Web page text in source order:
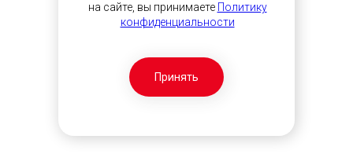
Принять
на сайте, вы принимаете Политику
конфиденциальности